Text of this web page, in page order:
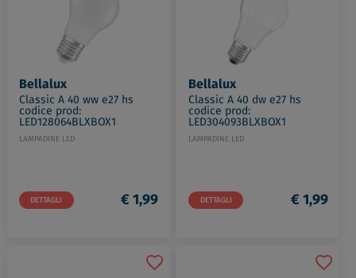
Bellalux
Classic A 40 ww e27 hs
codice prod:
LED128064BLXBOX1
LAMPADINE LED
DETTAGLI € 1,99
Bellalux
Classic A 40 dw e27 hs
codice prod:
LED304093BLXBOX1
LAMPADINE LED
DETTAGLI € 1,99